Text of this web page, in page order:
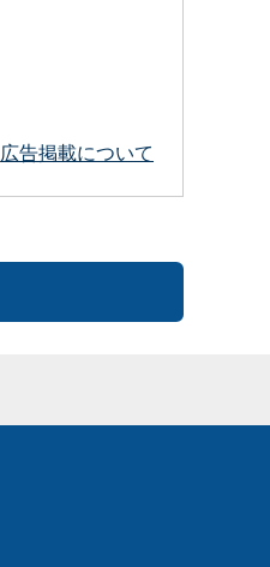
広告掲載について